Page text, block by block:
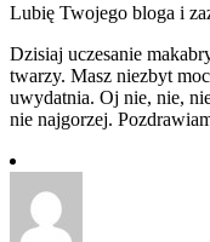
Lubię Twojego bloga i
Dzisiaj uczesanie
twarzy. Masz niezbyt
uwydatnia. Oj nie, nie,
nie najgorzej.